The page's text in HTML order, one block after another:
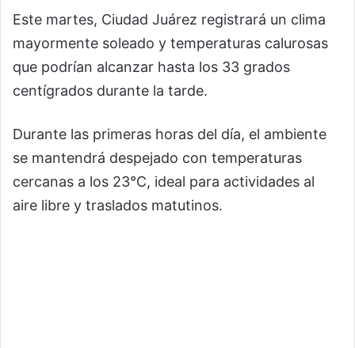
Este martes, Ciudad Juárez registrará un clima
mayormente soleado y temperaturas calurosas
que podrían alcanzar hasta los 33 grados
centígrados durante la tarde.
Durante las primeras horas del día, el ambiente
se mantendrá despejado con temperaturas
cercanas a los 23°C, ideal para actividades al
aire libre y traslados matutinos.